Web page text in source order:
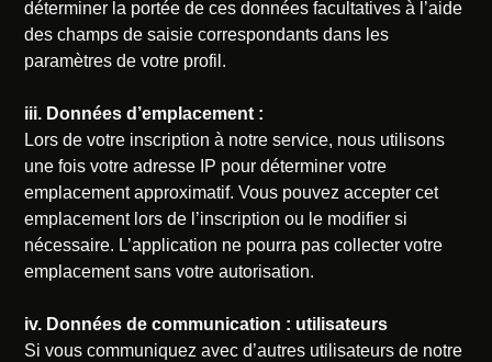
déterminer la portée de ces données facultatives à l’aide
des champs de saisie correspondants dans les
paramètres de votre profil.
iii. Données d’emplacement :
Lors de votre inscription à notre service, nous utilisons
une fois votre adresse IP pour déterminer votre
emplacement approximatif. Vous pouvez accepter cet
emplacement lors de l’inscription ou le modifier si
nécessaire. L’application ne pourra pas collecter votre
emplacement sans votre autorisation.
iv. Données de communication : utilisateurs
Si vous communiquez avec d’autres utilisateurs de notre